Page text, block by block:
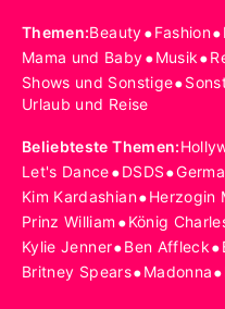
Themen:Beauty•Fashion•
Mama und Baby•Musik•
Shows und Sonstige•
Urlaub und Reise
Beliebteste Themen:
Let's Dance•DSDS•
Kim Kardashian•Herzogin
Prinz William •König
Kylie Jenner•Ben Affleck•
Britney Spears•Madonna•